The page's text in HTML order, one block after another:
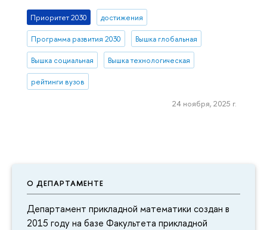
О ДЕПАРТАМЕНТЕ
Департамент прикладной математики создан в
2015 году на базе Факультета прикладной
Приоритет 2030 достижения
Программа развития 2030 Вышка глобальная
Вышка социальная Вышка технологическая
рейтинги вузов
24 ноября, 2025 г.